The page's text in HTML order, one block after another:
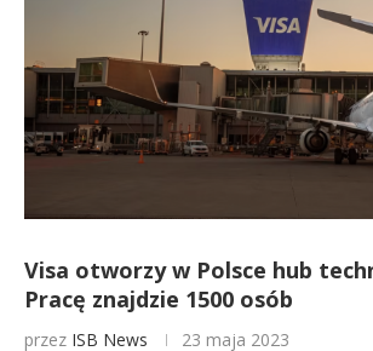
Visa otworzy w Polsce hub
Pracę znajdzie 1500 osób
przez ISB News 23 maja 2023